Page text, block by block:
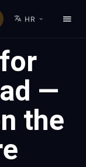
HR
—
the